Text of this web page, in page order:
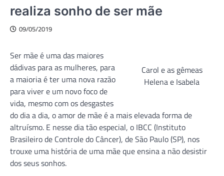
realiza sonho de ser mãe
09/05/2019
Carol e as gêmeas
Helena e Isabela
Ser mãe é uma das maiores
dádivas para as mulheres, para
a maioria é ter uma nova razão
para viver e um novo foco de
vida, mesmo com os desgastes
do dia a dia, o amor de mãe é a mais elevada forma de
altruísmo. E nesse dia tão especial, o IBCC (Instituto
Brasileiro de Controle do Câncer), de São Paulo (SP), nos
trouxe uma história de uma mãe que ensina a não desistir
dos seus sonhos.